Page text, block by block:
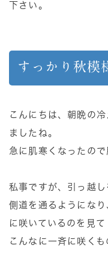
下さい。
すっかり秋模
こんにちは、朝晩の
ましたね。
急に肌寒くなったの
私事ですが、引っ越
側道を通るようにな
に咲いているのを見て
こんなに一斉に咲く